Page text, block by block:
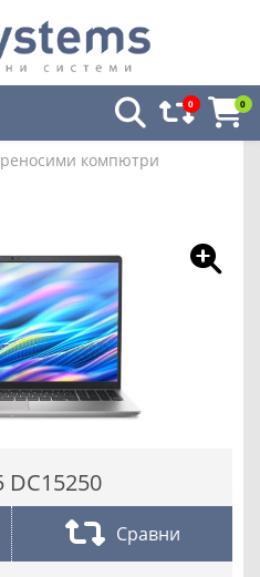
0 0
компютри
DC15250
Сравни